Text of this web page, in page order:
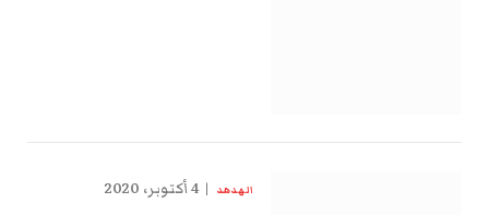
الهدهد 4 أكتوبر، 2020